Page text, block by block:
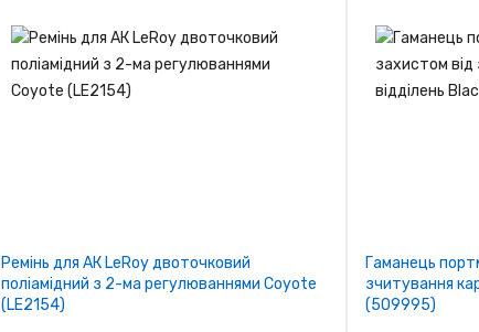
Ремінь для АК LeRoy двоточковий
поліамідний з 2-ма регулюваннями Coyote
(LE2154)
Гаманець
зчитування
(509995)